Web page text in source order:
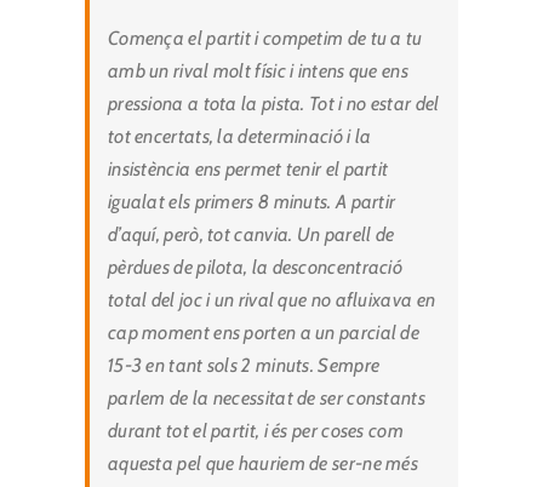
Comença el partit i competim de tu a tu
amb un rival molt físic i intens que ens
pressiona a tota la pista. Tot i no estar del
tot encertats, la determinació i la
insistència ens permet tenir el partit
igualat els primers 8 minuts. A partir
d’aquí, però, tot canvia. Un parell de
pèrdues de pilota, la desconcentració
total del joc i un rival que no afluixava en
cap moment ens porten a un parcial de
15-3 en tant sols 2 minuts. Sempre
parlem de la necessitat de ser constants
durant tot el partit, i és per coses com
aquesta pel que hauriem de ser-ne més